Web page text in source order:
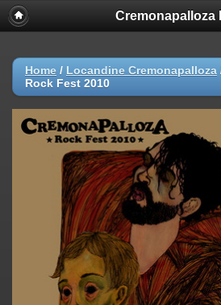
Cremonapalloza
Home / Locandine Cremonapalloza
Rock Fest 2010